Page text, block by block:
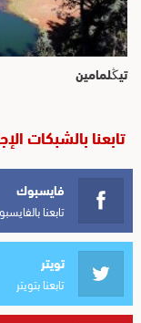
تيڭلمامين
تابعنا بالشبكات
فايسبوك
تابعنا
تويتر
تابعنا بتويتر